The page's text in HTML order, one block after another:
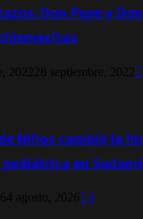
Don Pepe y
2022 28 septiembre, 2022
Niños cambió la
en
4 agosto, 2026 0